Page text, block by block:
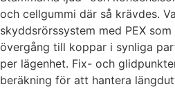
och cellgummi där så krävdes.
skyddsrörssystem med PEX
övergång till koppar i synliga
per lägenhet. Fix- och
beräkning för att hantera